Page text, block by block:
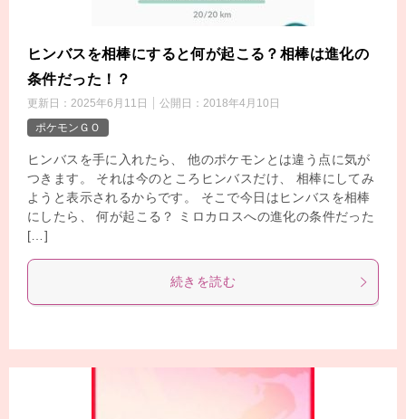
ヒンバスを相棒にすると何が起こる？相棒は進化の
条件だった！？
更新日： 2025年6月11日 公開日： 2018年4月10日
ポケモンＧＯ
ヒンバスを手に入れたら、 他のポケモンとは違う点に気が
つきます。 それは今のところヒンバスだけ、 相棒にしてみ
ようと表示されるからです。 そこで今日はヒンバスを相棒
にしたら、 何が起こる？ ミロカロスへの進化の条件だった
[…]
続きを読む